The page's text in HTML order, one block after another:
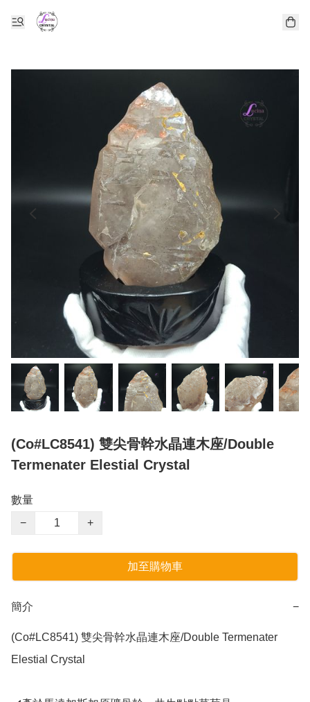
(Co#LC8541) 雙尖骨幹水晶連木座/Double
Termenater Elestial Crystal
數量
−
+
加至購物車
簡介 −
(Co#LC8541) 雙尖骨幹水晶連木座/Double Termenater
Elestial Crystal